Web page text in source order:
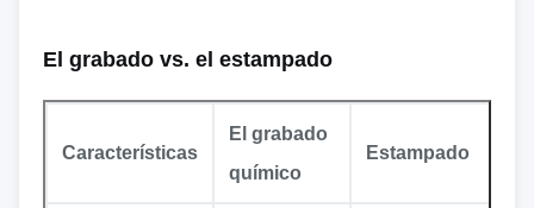
El grabado vs. el estampado
Características
El grabado
químico
Estampado